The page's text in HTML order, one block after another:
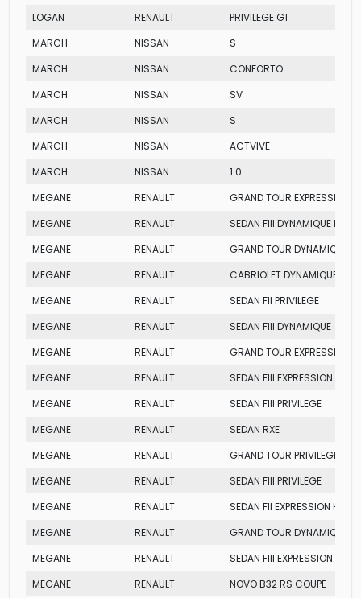
LOGAN
RENAULT
PRIVILEGE G1
MARCH
NISSAN
S
MARCH
NISSAN
CONFORTO
MARCH
NISSAN
SV
MARCH
NISSAN
S
MARCH
NISSAN
ACTVIVE
MARCH
NISSAN
1.0
MEGANE
RENAULT
GRAND TOUR EXPRESSION
MEGANE
RENAULT
SEDAN FIII DYNAMIQUE HY-
MEGANE
RENAULT
GRAND TOUR DYNAMIQUE
MEGANE
RENAULT
CABRIOLET DYNAMIQUE
MEGANE
RENAULT
SEDAN FII PRIVILEGE
MEGANE
RENAULT
SEDAN FIII DYNAMIQUE
MEGANE
RENAULT
GRAND TOUR EXPRESSION
MEGANE
RENAULT
SEDAN FIII EXPRESSION
MEGANE
RENAULT
SEDAN FIII PRIVILEGE
MEGANE
RENAULT
SEDAN RXE
MEGANE
RENAULT
GRAND TOUR PRIVILEGE
MEGANE
RENAULT
SEDAN FIII PRIVILEGE
MEGANE
RENAULT
SEDAN FII EXPRESSION HY-
MEGANE
RENAULT
GRAND TOUR DYNAMIQUE
MEGANE
RENAULT
SEDAN FIII EXPRESSION
MEGANE
RENAULT NOVO B32 RS COUPE